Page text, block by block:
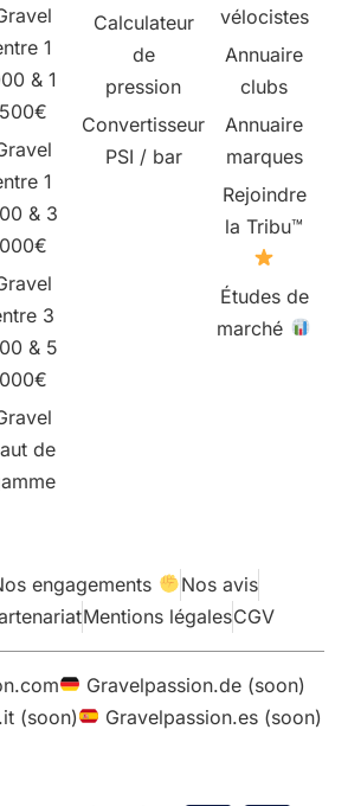
1
& 1
500€
1
& 3
000€
3
& 5
000€
de
Calculateur
de
pression
Convertisseur
PSI / bar
vélocistes
Annuaire
clubs
Annuaire
marques
Rejoindre
la Tribu™
Études de
marché
engagements
Nos avis
Mentions légalesCGV
Gravelpassion.de (soon)
(soon)
Gravelpassion.es (soon)